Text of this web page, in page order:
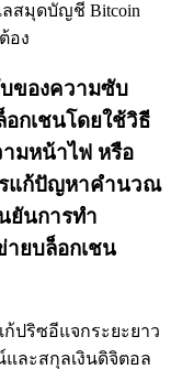
สมุดบัญชี Bitcoin
อง
ของความซับ
กเชนโดยใช้วิธี
ามหน้าไฟ หรือ
รแก้ปัญหาคำนวณ
ยันการทำ
ายบล็อกเชน
ปริซอีแจกระยะยาว
ละสกุลเงินดิจิตอล